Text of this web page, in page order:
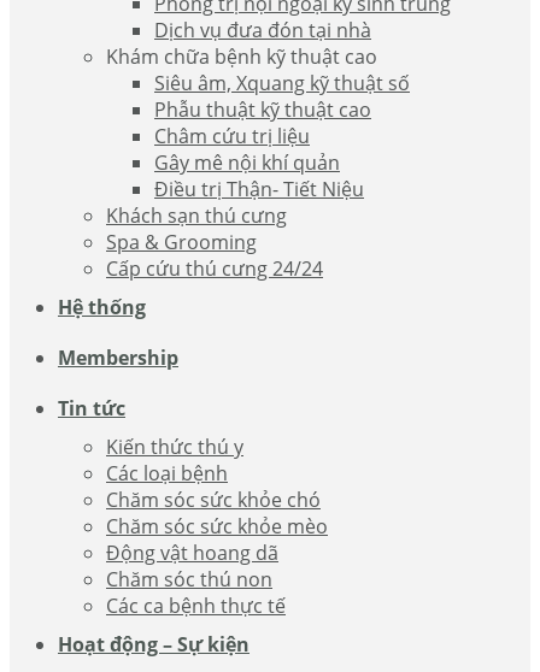
Dịch vụ đưa đón tại nhà
Khám chữa bệnh kỹ thuật cao
Siêu âm, Xquang kỹ thuật số
Phẫu thuật kỹ thuật cao
Châm cứu trị liệu
Gây mê nội khí quản
Điều trị Thận- Tiết Niệu
Khách sạn thú cưng
Spa & Grooming
Cấp cứu thú cưng 24/24
Hệ thống
Membership
Tin tức
Kiến thức thú y
Các loại bệnh
Chăm sóc sức khỏe chó
Chăm sóc sức khỏe mèo
Động vật hoang dã
Chăm sóc thú non
Các ca bệnh thực tế
Hoạt động – Sự kiện